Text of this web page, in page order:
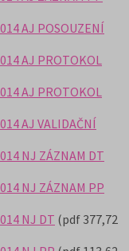
AJ POSOUZENÍ
AJ PROTOKOL
AJ PROTOKOL
AJ VALIDAČNÍ
NJ ZÁZNAM DT
NJ ZÁZNAM PP
NJ DT (pdf 377,72